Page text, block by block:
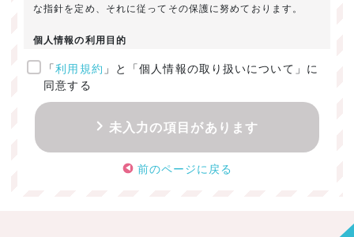
な指針を定め、それに従ってその保護に努めております。
個人情報の利用目的
ご提供いただきました個人情報は、以下のためにのみ利用い
たします。
・お問い合わせに対する回答及び資料送付のご連絡
・当社のお客様向けサービスの提供
・本人確認
・サービスの開発・改善のための分析
「利用規約 」と「個人情報の取り扱いについて」に
同意する
未入力の項目があります
前のページに戻る